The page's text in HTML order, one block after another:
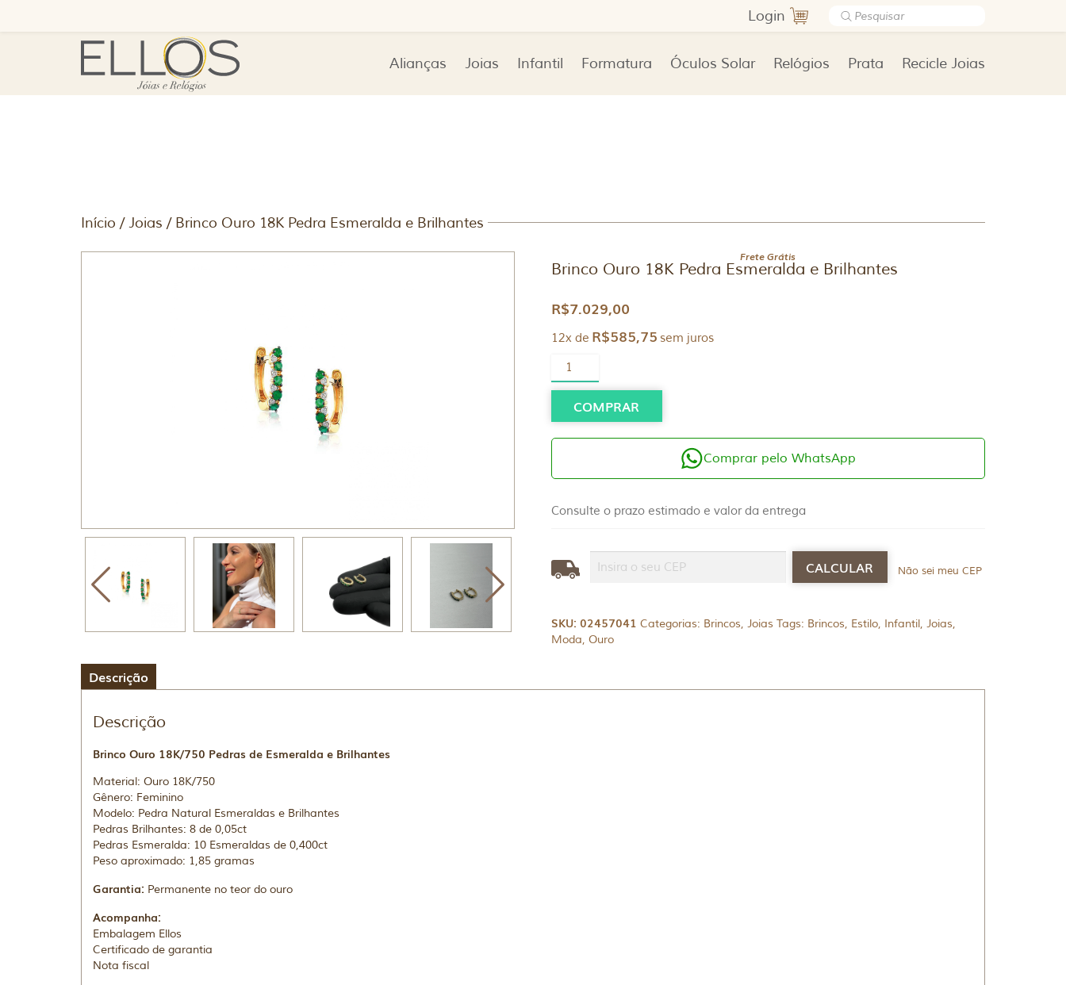
Login
Alianças Joias Infantil Formatura Óculos Solar Relógios Prata Recicle Joias
Início /Joias / Brinco Ouro 18K Pedra Esmeralda e Brilhantes
Frete Grátis
Brinco Ouro 18K Pedra Esmeralda e Brilhantes
R$7.029,00
12x de R$585,75 sem juros
Brinco
Ouro
18K
Pedra
Esmeralda
Brilhantes
COMPRAR
Comprar pelo WhatsApp
Consulte o prazo estimado e valor da entrega
Não sei meu CEP
SKU: 02457041 Categorias: Brincos, Joias Tags: Brincos, Estilo, Infantil, Joias,
Moda, Ouro
Descrição
Descrição
Brinco Ouro 18K/750 Pedras de Esmeralda e Brilhantes
Material: Ouro 18K/750
Gênero: Feminino
Modelo: Pedra Natural Esmeraldas e Brilhantes
Pedras Brilhantes: 8 de 0,05ct
Pedras Esmeralda: 10 Esmeraldas de 0,400ct
Peso aproximado: 1,85 gramas
Garantia: Permanente no teor do ouro
Acompanha:
Embalagem Ellos
Certificado de garantia
Nota fiscal